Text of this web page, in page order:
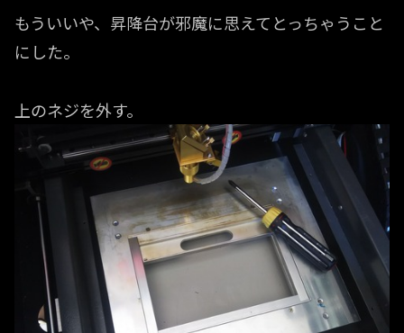
もういいや、昇降台が邪魔に思えてとっちゃうこと
にした。
上のネジを外す。